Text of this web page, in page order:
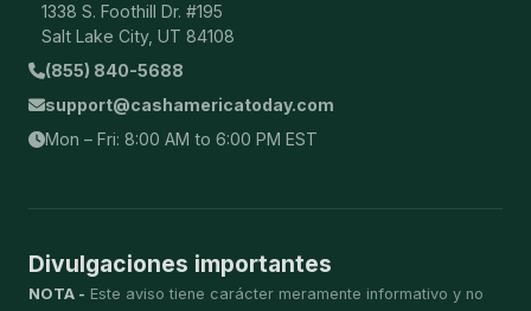
1338 S. Foothill Dr. #195
Salt Lake City, UT 84108
(855) 840-5688
support@cashamericatoday.com
Mon – Fri: 8:00 AM to 6:00 PM EST
Divulgaciones importantes
NOTA - Este aviso tiene carácter meramente informativo y no